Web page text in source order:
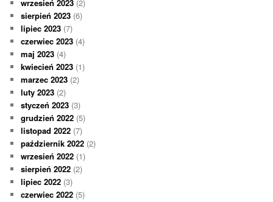
wrzesień 2023 (2)
sierpień 2023 (6)
lipiec 2023 (7)
czerwiec 2023 (4)
maj 2023 (4)
kwiecień 2023 (1)
marzec 2023 (2)
luty 2023 (2)
styczeń 2023 (3)
grudzień 2022 (5)
listopad 2022 (7)
październik 2022 (2)
wrzesień 2022 (1)
sierpień 2022 (2)
lipiec 2022 (3)
czerwiec 2022 (5)